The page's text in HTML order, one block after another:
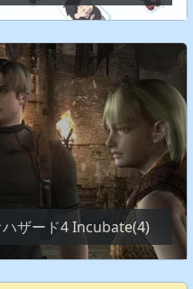
ザード4 Incubate(4)